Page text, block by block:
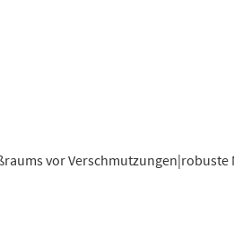
vor